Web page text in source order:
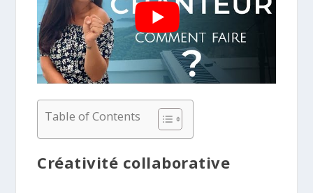
Table of Contents
Créativité collaborative